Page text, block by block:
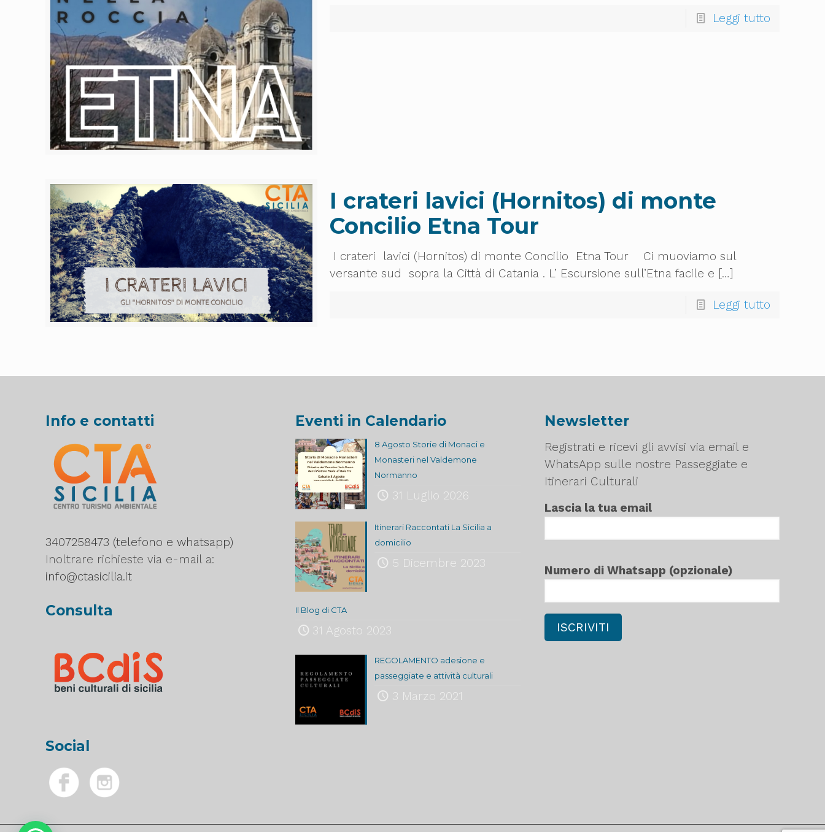
Leggi tutto
I crateri lavici (Hornitos) di monte
Concilio Etna Tour
I crateri lavici (Hornitos) di monte Concilio Etna Tour Ci muoviamo sul
versante sud sopra la Città di Catania . L’ Escursione sull’Etna facile e […]
Leggi tutto
Info e contatti
3407258473 (telefono e whatsapp)
Inoltrare richieste via e-mail a:
info@ctasicilia.it
Consulta
Social
Eventi in Calendario
8 Agosto Storie di Monaci e
Monasteri nel Valdemone
Normanno
31 Luglio 2026
Itinerari Raccontati La Sicilia a
domicilio
5 Dicembre 2023
Il Blog di CTA
31 Agosto 2023
REGOLAMENTO adesione e
passeggiate e attività culturali
3 Marzo 2021
Newsletter
Registrati e ricevi gli avvisi via email e
WhatsApp sulle nostre Passeggiate e
Itinerari Culturali
Lascia la tua email
Numero di Whatsapp (opzionale)